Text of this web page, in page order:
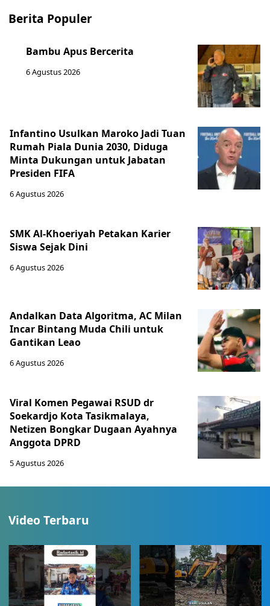
Berita Populer
Bambu Apus Bercerita
6 Agustus 2026
Infantino Usulkan Maroko Jadi Tuan
Rumah Piala Dunia 2030, Diduga
Minta Dukungan untuk Jabatan
Presiden FIFA
6 Agustus 2026
SMK Al-Khoeriyah Petakan Karier
Siswa Sejak Dini
6 Agustus 2026
Andalkan Data Algoritma, AC Milan
Incar Bintang Muda Chili untuk
Gantikan Leao
6 Agustus 2026
Viral Komen Pegawai RSUD dr
Soekardjo Kota Tasikmalaya,
Netizen Bongkar Dugaan Ayahnya
Anggota DPRD
5 Agustus 2026
Video Terbaru